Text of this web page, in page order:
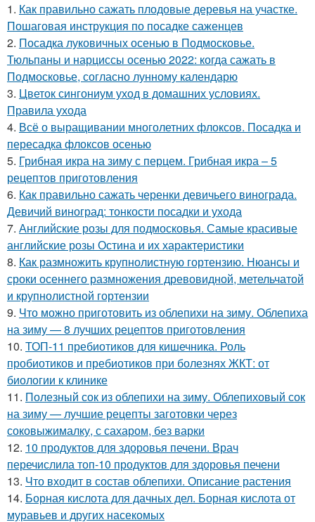
1. Как правильно сажать плодовые деревья на участке.
Пошаговая инструкция по посадке саженцев
2. Посадка луковичных осенью в Подмосковье.
Тюльпаны и нарциссы осенью 2022: когда сажать в
Подмосковье, согласно лунному календарю
3. Цветок сингониум уход в домашних условиях.
Правила ухода
4. Всё о выращивании многолетних флоксов. Посадка и
пересадка флоксов осенью
5. Грибная икра на зиму с перцем. Грибная икра – 5
рецептов приготовления
6. Как правильно сажать черенки девичьего винограда.
Девичий виноград: тонкости посадки и ухода
7. Английские розы для подмосковья. Самые красивые
английские розы Остина и их характеристики
8. Как размножить крупнолистную гортензию. Нюансы и
сроки осеннего размножения древовидной, метельчатой
и крупнолистной гортензии
9. Что можно приготовить из облепихи на зиму. Облепиха
на зиму — 8 лучших рецептов приготовления
10. ТОП-11 пребиотиков для кишечника. Роль
пробиотиков и пребиотиков при болезнях ЖКТ: от
биологии к клинике
11. Полезный сок из облепихи на зиму. Облепиховый сок
на зиму — лучшие рецепты заготовки через
соковыжималку, с сахаром, без варки
12. 10 продуктов для здоровья печени. Врач
перечислила топ-10 продуктов для здоровья печени
13. Что входит в состав облепихи. Описание растения
14. Борная кислота для дачных дел. Борная кислота от
муравьев и других насекомых